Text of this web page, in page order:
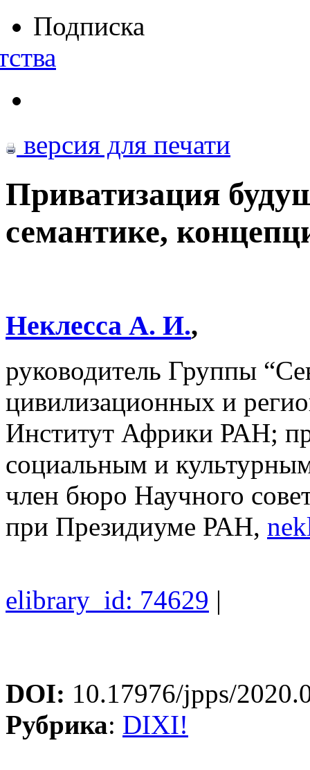
Подписка
версия для печати
Приватизация
семантике,
Неклесса А. И.,
руководитель Группы
цивилизационных и
Институт Африки РАН;
социальным и
член бюро Научного
при Президиуме РАН,
elibrary_id: 74629 |
DOI: 10.17976/jpps/
Рубрика: DIXI!